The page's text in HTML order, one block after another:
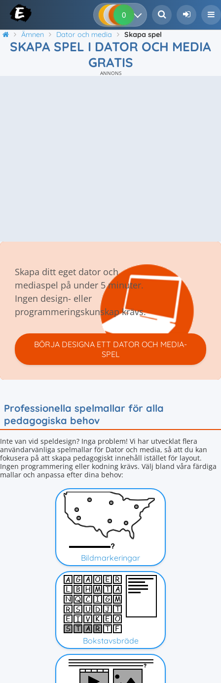
0 0 0
Ämnen Dator och media Skapa spel
SKAPA SPEL I DATOR OCH MEDIA
GRATIS
ANNONS
Skapa ditt eget dator och
mediaspel på under 5 minuter.
Ingen design- eller
programmeringskunskap krävs.
BÖRJA DESIGNA ETT DATOR OCH MEDIA-
SPEL
Professionella spelmallar för alla
pedagogiska behov
Inte van vid speldesign? Inga problem! Vi har utvecklat flera
användarvänliga spelmallar för Dator och media, så att du kan
fokusera på att skapa pedagogiskt innehåll istället för layout.
Ingen programmering eller kodning krävs. Välj bland våra färdiga
mallar och anpassa efter dina behov:
Bildmarkeringar
Bokstavsbräde